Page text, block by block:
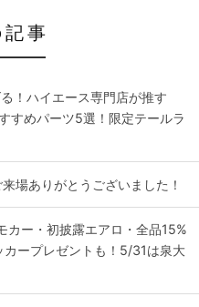
事
！ハイエース専門店が推す
すめパーツ5選！限定テールラ
場ありがとうございました！
カー・初披露エアロ・全品15%
カープレゼントも！5/31は泉大